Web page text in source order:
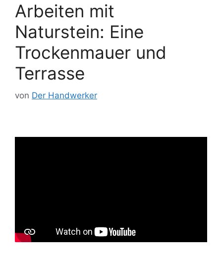
Arbeiten mit
Naturstein: Eine
Trockenmauer und
Terrasse
von Der Handwerker